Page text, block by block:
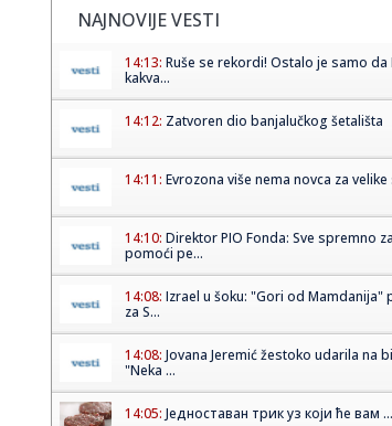
NAJNOVIJE VESTI
14:13: Ruše se rekordi! Ostalo je samo da
kakva...
14:12: Zatvoren dio banjalučkog šetališta
14:11: Evrozona više nema novca za
14:10: Direktor PIO Fonda: Sve spremno
pomoći pe...
14:08: Izrael u šoku: "Gori od Mamdanija"
za S...
14:08: Jovana Jeremić žestoko udarila na
"Neka ...
14:05: Једноставан трик уз који ће вам ...